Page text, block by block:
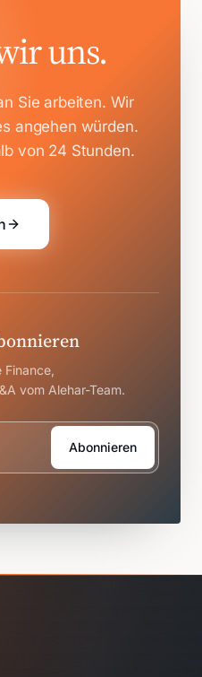
uns.
Sie arbeiten. Wir
angehen würden.
von 24 Stunden.
vom Alehar-Team.
Abonnieren